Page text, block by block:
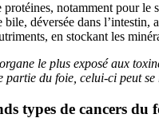
notamment pour le
déversée dans l’intestin,
en stockant les
le plus exposé aux
partie du foie, celui-ci peut
types de cancers du